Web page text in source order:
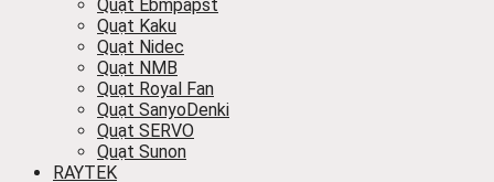
Quạt Ebmpapst
Quạt Kaku
Quạt Nidec
Quạt NMB
Quạt Royal Fan
Quạt SanyoDenki
Quạt SERVO
Quạt Sunon
RAYTEK